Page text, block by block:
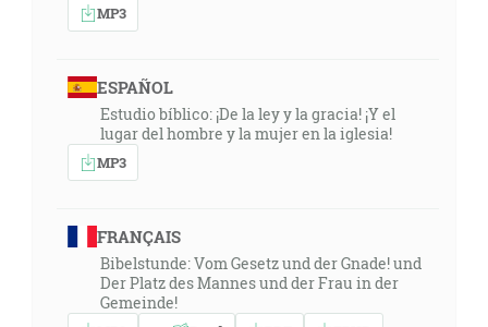
MP3
ESPAÑOL
Estudio bíblico: ¡De la ley y la gracia! ¡Y el
lugar del hombre y la mujer en la iglesia!
MP3
FRANÇAIS
Bibelstunde: Vom Gesetz und der Gnade! und
Der Platz des Mannes und der Frau in der
Gemeinde!